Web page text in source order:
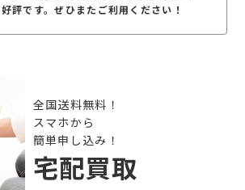
評です。ぜひまたご利用ください！
全国送料無料！
スマホから
簡単申し込み！
宅配買取